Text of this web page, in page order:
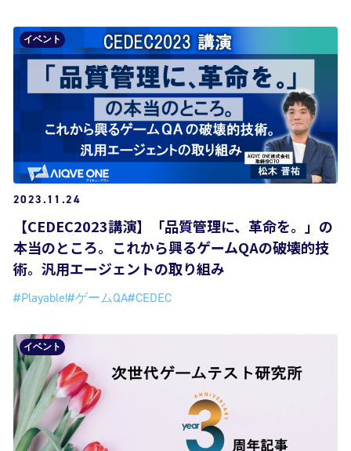
イベント
2023.11.24
【CEDEC2023講演】「品質管理に、革命を。」の
本当のところ。これから興るゲームQAの破壊的技
術。汎用エージェントの取り組み
#Playable!#ゲームQA#CEDEC
イベント